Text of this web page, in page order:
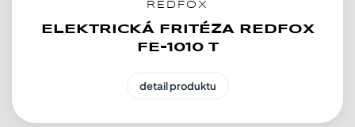
REDFOX
ELEKTRICKÁ FRITÉZA REDFOX
FE-1010 T
detail produktu